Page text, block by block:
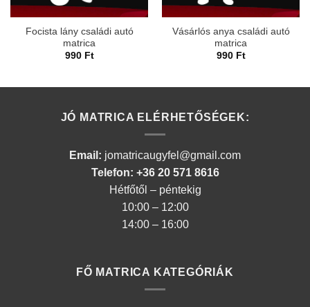
Focista lány családi autó
matrica
990 Ft
Vásárlós anya családi autó
matrica
990 Ft
JÓ MATRICA ELÉRHETŐSÉGEK:
Email: jomatricaugyfel@gmail.com
Telefon: +36 20 571 8616
Hétfőtől – péntekig
10:00 – 12:00
14:00 – 16:00
FŐ MATRICA KATEGÓRIÁK